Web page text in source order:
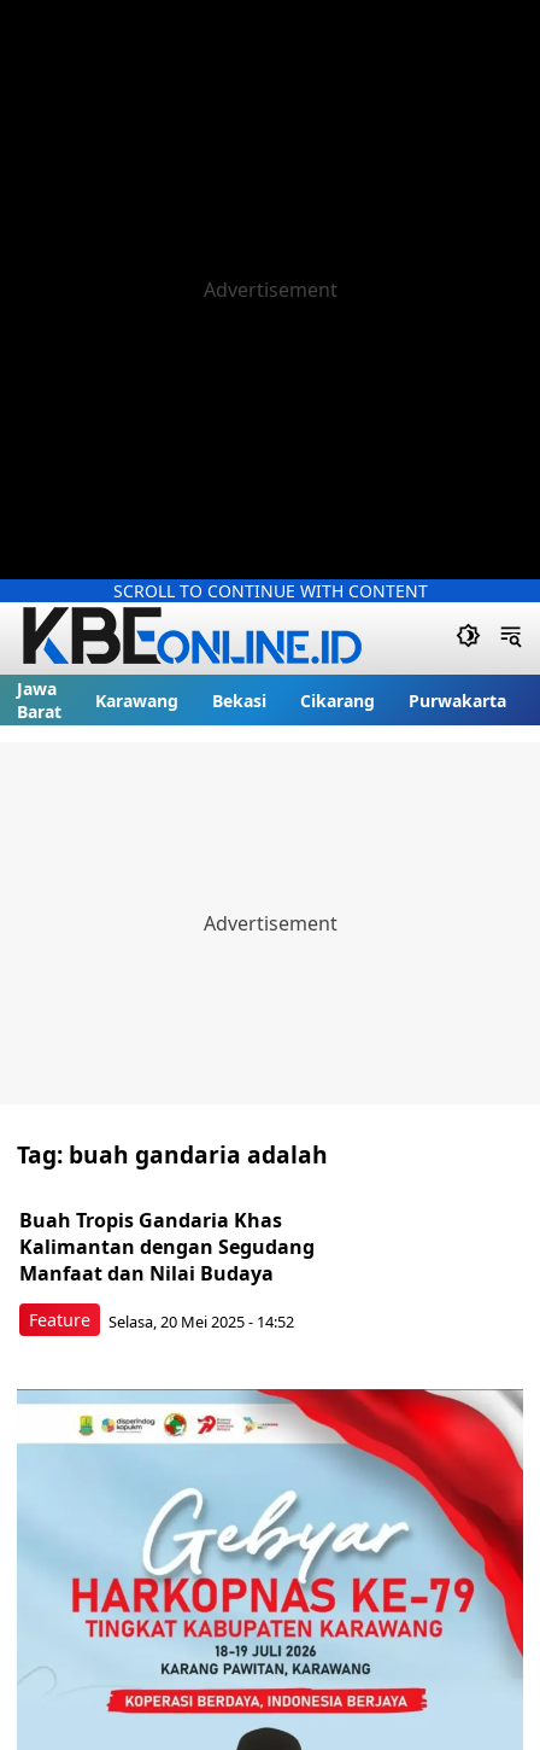
SCROLL TO CONTINUE WITH CONTENT
Jawa
Barat
Karawang Bekasi Cikarang Purwakarta
Tag: buah gandaria adalah
Feature
Buah Tropis Gandaria Khas
Kalimantan dengan Segudang
Manfaat dan Nilai Budaya
Selasa, 20 Mei 2025 - 14:52